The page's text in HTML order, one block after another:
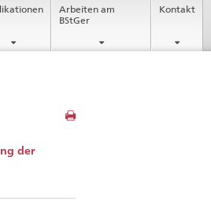
Arbeiten am
BStGer
Kontakt
der